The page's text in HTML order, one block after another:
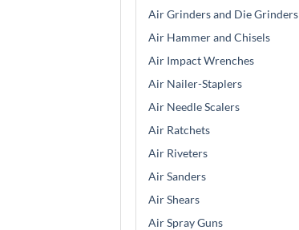
Air Grinders and Die Grinders
Air Hammer and Chisels
Air Impact Wrenches
Air Nailer-Staplers
Air Needle Scalers
Air Ratchets
Air Riveters
Air Sanders
Air Shears
Air Spray Guns